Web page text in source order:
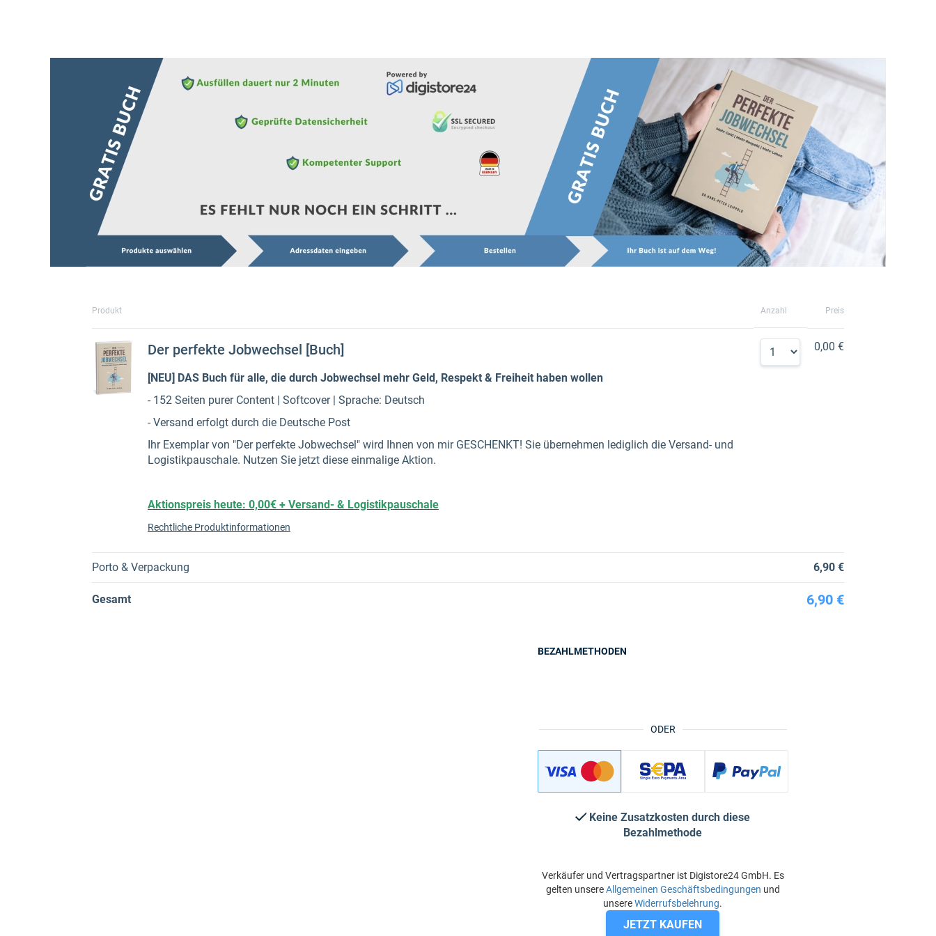
Produkt Anzahl Preis
Der perfekte Jobwechsel [Buch]
[NEU] DAS Buch für alle, die durch Jobwechsel mehr Geld, Respekt & Freiheit haben wollen
- 152 Seiten purer Content | Softcover | Sprache: Deutsch
- Versand erfolgt durch die Deutsche Post
Ihr Exemplar von "Der perfekte Jobwechsel" wird Ihnen von mir GESCHENKT! Sie übernehmen lediglich die Versand- und
Logistikpauschale. Nutzen Sie jetzt diese einmalige Aktion.
Aktionspreis heute: 0,00€ + Versand- & Logistikpauschale
Rechtliche Produktinformationen
0,00 €
Porto & Verpackung 6,90 €
Gesamt 6,90 €
ODER
BEZAHLMETHODEN
Keine Zusatzkosten durch diese
Bezahlmethode
Verkäufer und Vertragspartner ist Digistore24 GmbH. Es
gelten unsereAllgemeinen Geschäftsbedingungen und
unsereWiderrufsbelehrung.
JETZT KAUFEN